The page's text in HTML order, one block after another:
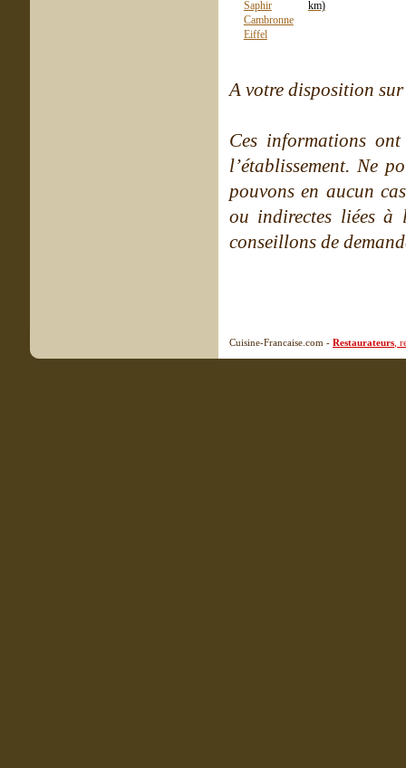
km)
A votre disposition
Ces informations
l’établissement. Ne
pouvons en aucun
ou indirectes liées à
conseillons de
Cuisine-Francaise.com - Restaurateurs ,